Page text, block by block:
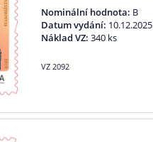
Nominální hodnota: B
Datum vydání: 10.12.2025
Náklad VZ: 340 ks
VZ 2092